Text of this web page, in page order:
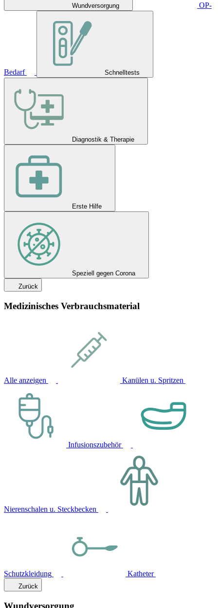
Wundversorgung OP-
Bedarf Schnelltests
Diagnostik & Therapie
Erste Hilfe
Speziell gegen Corona
Zurück
Medizinisches Verbrauchsmaterial
Alle anzeigen Kanülen u. Spritzen
Infusionszubehör
Nierenschalen u. Steckbecken
Schutzkleidung Katheter
Zurück
Wundversorgung